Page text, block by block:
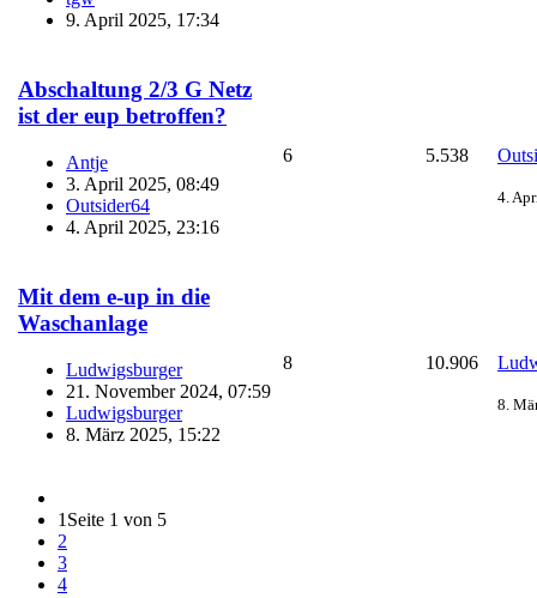
9. April 2025, 17:34
Abschaltung 2/3 G Netz
ist der eup betroffen?
Antje
3. April 2025, 08:49
Outsider64
4. April 2025, 23:16
6 5.538
4.
Mit dem e-up in die
Waschanlage
Ludwigsburger
21. November 2024, 07:59
Ludwigsburger
8. März 2025, 15:22
8 10.906
8.
1 Seite 1 von 5
2
3
4